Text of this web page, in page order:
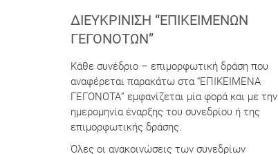
ΔΙΕΥΚΡΊΝΙΣΗ “ΕΠΙΚΕΊΜΕΝΩΝ
ΓΕΓΟΝΌΤΩΝ”
Κάθε συνέδριο – επιμορφωτική δράση που
αναφέρεται παρακάτω στα “ΕΠΙΚΕΙΜΕΝΑ
ΓΕΓΟΝΟΤΑ” εμφανίζεται μία φορά και με την
ημερομηνία έναρξης του συνεδρίου ή της
επιμορφωτικής δράσης.
Όλες οι ανακοινώσεις των συνεδρίων